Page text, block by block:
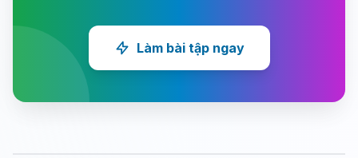
Làm bài tập ngay